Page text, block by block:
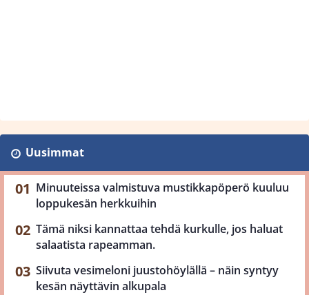
Uusimmat
Minuuteissa valmistuva mustikkapöperö kuuluu
loppukesän herkkuihin
Tämä niksi kannattaa tehdä kurkulle, jos haluat
salaatista rapeamman.
Siivuta vesimeloni juustohöylällä – näin syntyy
kesän näyttävin alkupala